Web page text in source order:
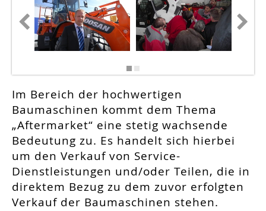
Im Bereich der hochwertigen
Baumaschinen kommt dem Thema
„Aftermarket“ eine stetig wachsende
Bedeutung zu. Es handelt sich hierbei
um den Verkauf von Service-
Dienstleistungen und/oder Teilen, die in
direktem Bezug zu dem zuvor erfolgten
Verkauf der Baumaschinen stehen.